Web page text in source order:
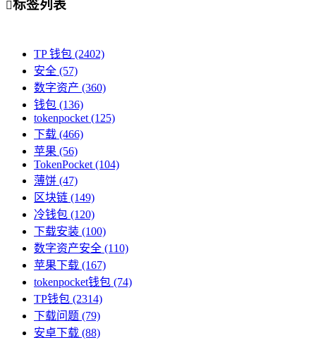
标签列表
TP 钱包 (2402)
安全 (57)
数字资产 (360)
钱包 (136)
tokenpocket (125)
下载 (466)
苹果 (56)
TokenPocket (104)
薄饼 (47)
区块链 (149)
冷钱包 (120)
下载安装 (100)
数字资产安全 (110)
苹果下载 (167)
tokenpocket钱包 (74)
TP钱包 (2314)
下载问题 (79)
安卓下载 (88)